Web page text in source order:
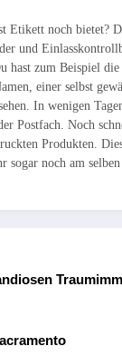
Etikett noch bietet?
und
hast zum Beispiel
einer selbst
In wenigen
Postfach. Noch
Produkten.
sogar noch am